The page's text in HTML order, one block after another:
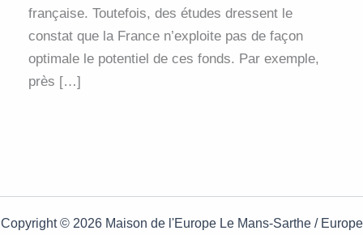
française. Toutefois, des études dressent le
constat que la France n’exploite pas de façon
optimale le potentiel de ces fonds. Par exemple,
près […]
Copyright © 2026 Maison de l'Europe Le Mans-Sarthe / Europe